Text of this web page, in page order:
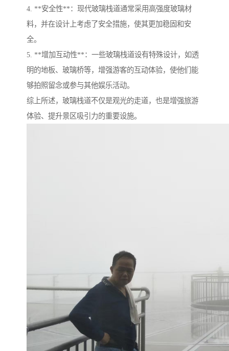
4. **安全性**：现代玻璃栈道通常采用高强度玻璃材
料，并在设计上考虑了安全措施，使其更加稳固和安
全。
5. **增加互动性**：一些玻璃栈道设有特殊设计，如透
明的地板、玻璃桥等，增强游客的互动体验，使他们能
够拍照留念或参与其他娱乐活动。
综上所述，玻璃栈道不仅是观光的走道，也是增强旅游
体验、提升景区吸引力的重要设施。